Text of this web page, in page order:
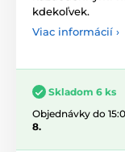
kdekoľvek.
Viac informácií ›
Skladom 6 ks
Objednávky do
8.